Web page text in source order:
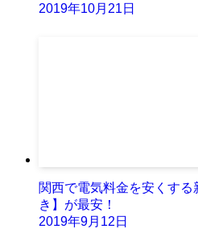
2019年10月21日
関西で電気料金を安くす
き】が最安！
2019年9月12日